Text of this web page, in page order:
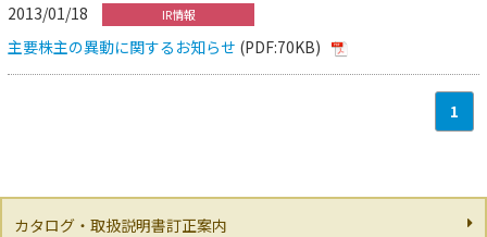
2013/01/18 IR情報
主要株主の異動に関するお知らせ (PDF:70KB)
1
カタログ・取扱説明書訂正案内